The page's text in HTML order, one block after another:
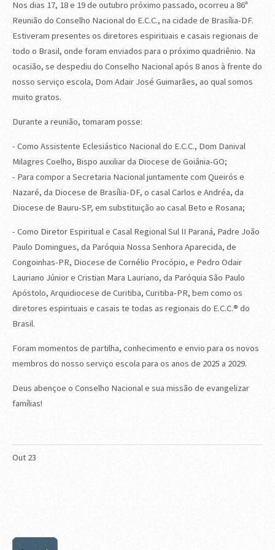
Out 23
Nos dias 17, 18 e 19 de outubro próximo passado, ocorreu a 86ª
Reunião do Conselho Nacional do E.C.C., na cidade de Brasília-DF.
Estiveram presentes os diretores espirituais e casais regionais de
todo o Brasil, onde foram enviados para o próximo quadriênio. Na
ocasião, se despediu do Conselho Nacional após 8 anos à frente do
nosso serviço escola, Dom Adair José Guimarães, ao qual somos
muito gratos.
Durante a reunião, tomaram posse:
- Como Assistente Eclesiástico Nacional do E.C.C., Dom Danival
Milagres Coelho, Bispo auxiliar da Diocese de Goiânia-GO;
- Para compor a Secretaria Nacional juntamente com Queirós e
Nazaré, da Diocese de Brasília-DF, o casal Carlos e Andréa, da
Diocese de Bauru-SP, em substituição ao casal Beto e Rosana;
- Como Diretor Espiritual e Casal Regional Sul II Paraná, Padre João
Paulo Domingues, da Paróquia Nossa Senhora Aparecida, de
Congoinhas-PR, Diocese de Cornélio Procópio, e Pedro Odair
Lauriano Júnior e Cristian Mara Lauriano, da Paróquia São Paulo
Apóstolo, Arquidiocese de Curitiba, Curitiba-PR, bem como os
diretores espirituais e casais te todas as regionais do E.C.C.® do
Brasil.
Foram momentos de partilha, conhecimento e envio para os novos
membros do nosso serviço escola para os anos de 2025 a 2029.
Deus abençoe o Conselho Nacional e sua missão de evangelizar
famílias!